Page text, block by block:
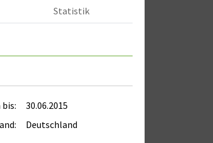
Statistik
30.06.2015
Deutschland